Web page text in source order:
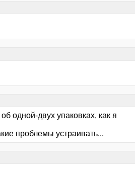
одной-двух упаковках, как я
проблемы устраивать...